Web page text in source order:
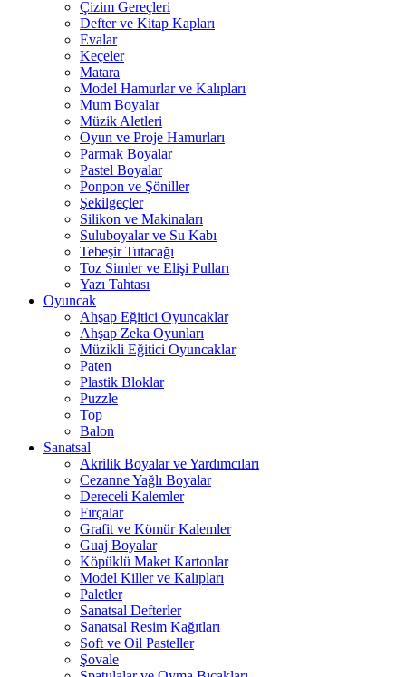
Çizim Gereçleri
Defter ve Kitap Kapları
Evalar
Keçeler
Matara
Model Hamurlar ve Kalıpları
Mum Boyalar
Müzik Aletleri
Oyun ve Proje Hamurları
Parmak Boyalar
Pastel Boyalar
Ponpon ve Şöniller
Şekilgeçler
Silikon ve Makinaları
Suluboyalar ve Su Kabı
Tebeşir Tutacağı
Toz Simler ve Elişi Pulları
Yazı Tahtası
Oyuncak
Ahşap Eğitici Oyuncaklar
Ahşap Zeka Oyunları
Müzikli Eğitici Oyuncaklar
Paten
Plastik Bloklar
Puzzle
Top
Balon
Sanatsal
Akrilik Boyalar ve Yardımcıları
Cezanne Yağlı Boyalar
Dereceli Kalemler
Fırçalar
Grafit ve Kömür Kalemler
Guaj Boyalar
Köpüklü Maket Kartonlar
Model Killer ve Kalıpları
Paletler
Sanatsal Defterler
Sanatsal Resim Kağıtları
Soft ve Oil Pasteller
Şovale